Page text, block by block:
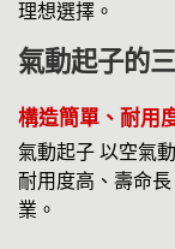
理想選擇。
氣動起子的
構造簡單、耐用
氣動起子 以空氣
耐用度高、壽命
業。